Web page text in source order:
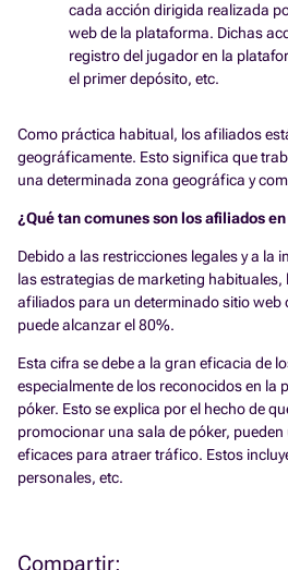
cada acción dirigida realizada
web de la plataforma. Dichas
registro del jugador en la
el primer depósito, etc.
Como práctica habitual, los afiliados
geográficamente. Esto significa que
una determinada zona geográfica y
¿Qué tan comunes son los afiliados
Debido a las restricciones legales y a la
las estrategias de marketing
afiliados para un determinado sitio web
puede alcanzar el 80%.
Esta cifra se debe a la gran eficacia de
especialmente de los reconocidos en la
póker. Esto se explica por el hecho de
promocionar una sala de póker,
eficaces para atraer tráfico. Estos
personales, etc.
Compartir: